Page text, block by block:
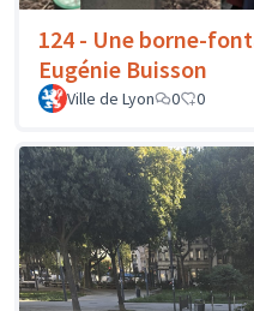
124 - Une borne-
Eugénie Buisson
Ville de Lyon 0 0